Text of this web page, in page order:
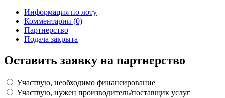
Информация по лоту
Комментарии (0)
Партнерство
Подача закрыта
Оставить заявку на партнерство
Участвую, необходимо финансирование
Участвую, нужен производитель/поставщик услуг